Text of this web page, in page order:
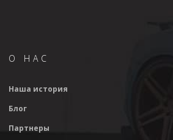
О НАС
Наша история
Блог
Партнеры